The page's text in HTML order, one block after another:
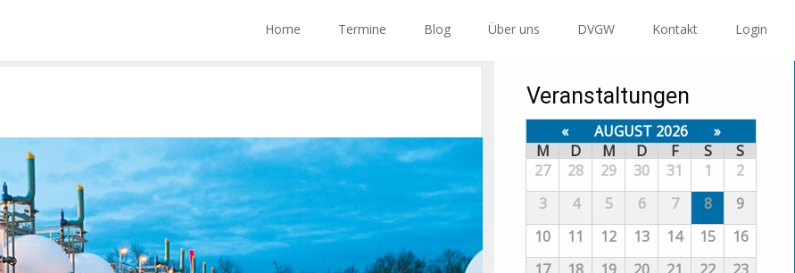
Home Termine Blog Über uns DVGW Kontakt Login
Veranstaltungen
« AUGUST 2026
»
M
D M D F S
S
27
28 29 30 31 1
2
3
4 5 6 7 8
9
10
11 12 13 14 15
16